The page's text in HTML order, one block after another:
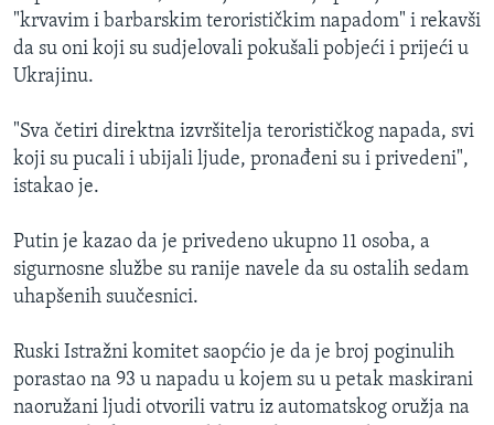
"krvavim i barbarskim terorističkim napadom" i rekavši
da su oni koji su sudjelovali pokušali pobjeći i prijeći u
Ukrajinu.
"Sva četiri direktna izvršitelja terorističkog napada, svi
koji su pucali i ubijali ljude, pronađeni su i privedeni",
istakao je.
Putin je kazao da je privedeno ukupno 11 osoba, a
sigurnosne službe su ranije navele da su ostalih sedam
uhapšenih suučesnici.
Ruski Istražni komitet saopćio je da je broj poginulih
porastao na 93 u napadu u kojem su u petak maskirani
naoružani ljudi otvorili vatru iz automatskog oružja na